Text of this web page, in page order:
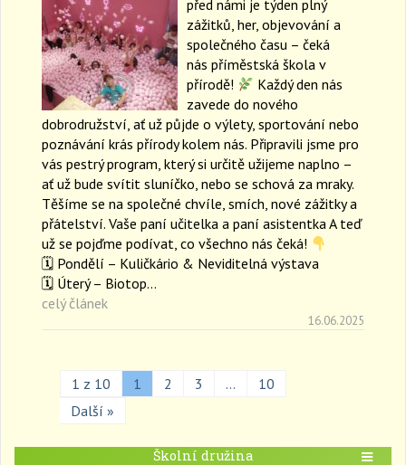
před námi je týden plný
zážitků, her, objevování a
společného času – čeká
nás příměstská škola v
přírodě!
Každý den nás
zavede do nového
dobrodružství, ať už půjde o výlety, sportování nebo
poznávání krás přírody kolem nás. Připravili jsme pro
vás pestrý program, který si určitě užijeme naplno –
ať už bude svítit sluníčko, nebo se schová za mraky.
Těšíme se na společné chvíle, smích, nové zážitky a
přátelství. Vaše paní učitelka a paní asistentka A teď
už se pojďme podívat, co všechno nás čeká!
🗓 Pondělí – Kuličkário & Neviditelná výstava
🗓 Úterý – Biotop…
celý článek
16.06.2025
1 z 10 1 2 3 …
10
Další »
Školní družina
T